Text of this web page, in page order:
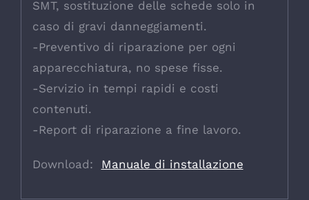
SMT, sostituzione delle schede solo in
caso di gravi danneggiamenti.
-Preventivo di riparazione per ogni
apparecchiatura, no spese fisse.
-Servizio in tempi rapidi e costi
contenuti.
-Report di riparazione a fine lavoro.
Download: Manuale di installazione